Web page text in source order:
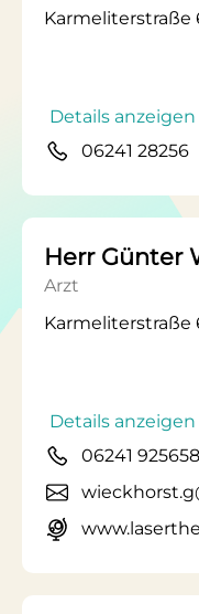
Karmeliterstraße
Details anzeigen
06241 28256
Herr Günter
Arzt
Karmeliterstraße
Details anzeigen
06241 925658